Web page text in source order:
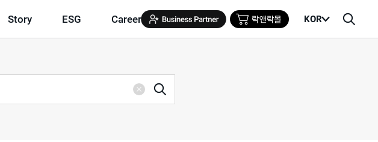
Story ESG Career KOR
검
뉴
삭
검